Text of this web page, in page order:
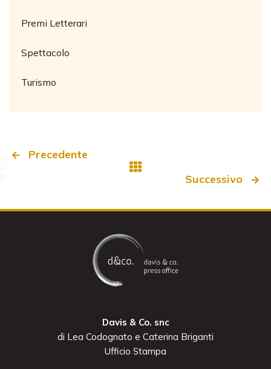
Premi Letterari
Spettacolo
Turismo
Precedente
Successivo
Davis & Co. snc
di Lea Codognato e Caterina Briganti
Ufficio Stampa